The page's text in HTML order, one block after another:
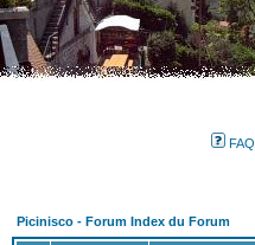
FAQ
Picinisco - Forum Index du Forum